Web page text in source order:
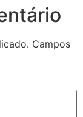
Campos